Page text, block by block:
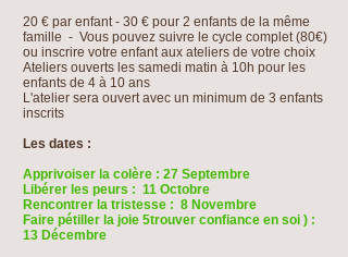
20 € par enfant - 30 € pour 2 enfants de la même
famille - Vous pouvez suivre le cycle complet (80€)
ou inscrire votre enfant aux ateliers de votre choix
Ateliers ouverts les samedi matin à 10h pour les
enfants de 4 à 10 ans
L'atelier sera ouvert avec un minimum de 3 enfants
inscrits
Les dates :
Apprivoiser la colère : 27 Septembre
Libérer les peurs : 11 Octobre
Rencontrer la tristesse : 8 Novembre
Faire pétiller la joie 5trouver confiance en soi ) :
13 Décembre